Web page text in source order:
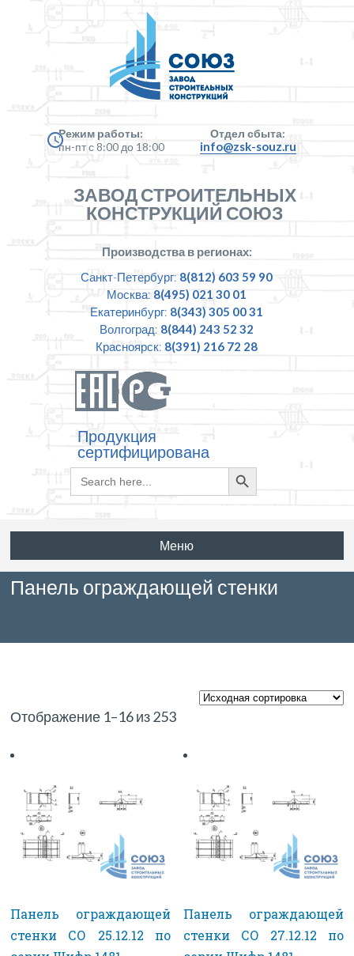
Режим работы:
пн-пт с 8:00 до 18:00
Отдел сбыта:
info@zsk-souz.ru
ЗАВОД СТРОИТЕЛЬНЫХ
КОНСТРУКЦИЙ СОЮЗ
Производства в регионах:
Санкт-Петербург: 8(812) 603 59 90
Москва: 8(495) 021 30 01
Екатеринбург: 8(343) 305 00 31
Волгоград: 8(844) 243 52 32
Красноярск: 8(391) 216 72 28
Продукция
сертифицирована
Search
for:
Search
Button
Меню
Панель ограждающей стенки
Отображение 1–16 из 253
Панель ограждающей
стенки СО 25.12.12 по
Панель ограждающей
стенки СО 27.12.12 по